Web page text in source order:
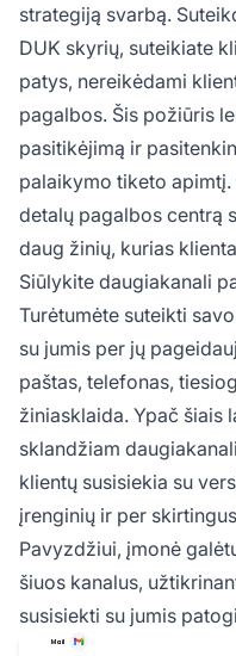
strategiją svarbą.
DUK skyrių, suteikiate
patys, nereikėdami
pagalbos. Šis požiūris
pasitikėjimą ir
palaikymo tiketo
detalų pagalbos centrą
daug žinių, kurias
Siūlykite daugiakanali
Turėtumėte suteikti
su jumis per jų
paštas, telefonas,
žiniasklaida. Ypač šiais
sklandžiam
klientų susisiekia su
įrenginių ir per
Pavyzdžiui, įmonė
šiuos kanalus,
susisiekti su jumis